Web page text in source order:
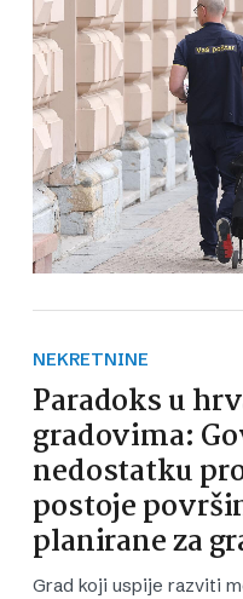
NEKRETNINE
Paradoks u
gradovima:
nedostatku
postoje
planirane za
Grad koji uspije razviti